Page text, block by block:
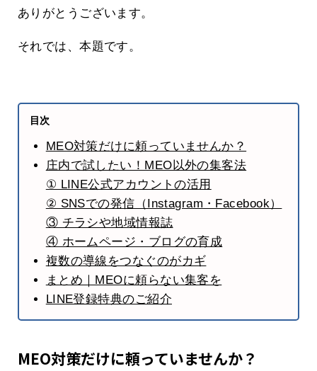
ありがとうございます。
それでは、本題です。
目次
MEO対策だけに頼っていませんか？
庄内で試したい！MEO以外の集客法
① LINE公式アカウントの活用
② SNSでの発信（Instagram・Facebook）
③ チラシや地域情報誌
④ ホームページ・ブログの育成
複数の導線をつなぐのがカギ
まとめ｜MEOに頼らない集客を
LINE登録特典のご紹介
MEO対策だけに頼っていませんか？